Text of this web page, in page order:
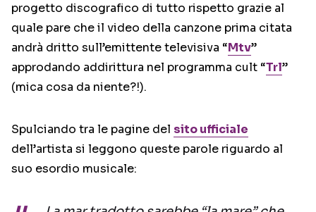
progetto discografico di tutto rispetto grazie al
quale pare che il video della canzone prima citata
andrà dritto sull’emittente televisiva “Mtv”
approdando addirittura nel programma cult “Trl”
(mica cosa da niente?!).
Spulciando tra le pagine del sito ufficiale
dell’artista si leggono queste parole riguardo al
suo esordio musicale: